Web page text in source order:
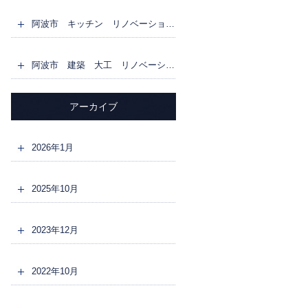
阿波市 キッチン リノベーション リフォーム
阿波市 建築 大工 リノベーション リフォーム 1F床 全面フロア張り替え
アーカイブ
2026年1月
2025年10月
2023年12月
2022年10月